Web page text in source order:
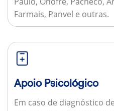
Farmais, Panvel e outras.
Apoio Psicológico
Em caso de diagnóstico